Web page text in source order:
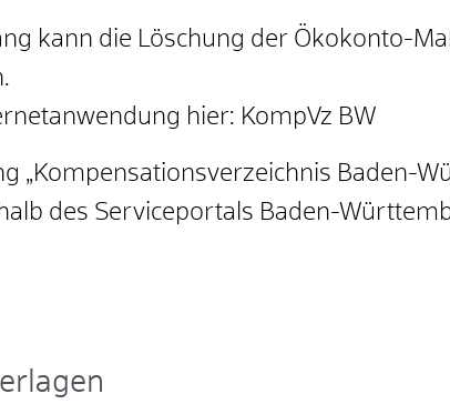
kann die Löschung der Ökokonto-
hier: KompVz BW
„Kompensationsverzeichnis Baden-
des Serviceportals Baden-